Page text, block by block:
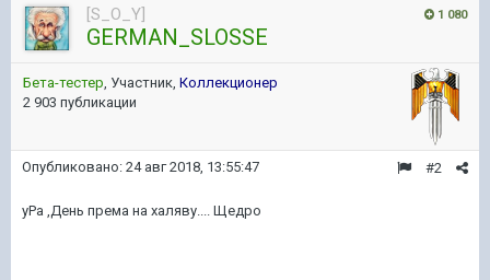
1 080
[S_O_Y]
GERMAN_SLOSSE
Бета-тестер, Участник, Коллекционер
2 903 публикации
#2
Опубликовано: 24 авг 2018, 13:55:47
уРа ,День према на халяву.... Щедро